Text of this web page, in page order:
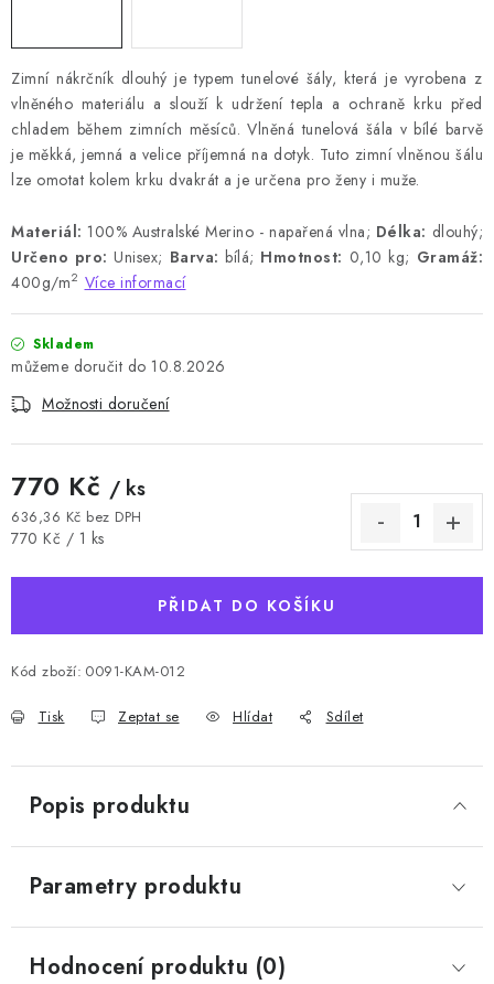
Zimní nákrčník dlouhý je typem tunelové šály, která je vyrobena z
vlněného materiálu a slouží k udržení tepla a ochraně krku před
chladem během zimních měsíců. Vlněná tunelová šála v bílé barvě
je měkká, jemná a velice příjemná na dotyk. Tuto zimní vlněnou šálu
lze omotat kolem krku dvakrát a je určena pro ženy i muže.
Materiál: 100% Australské Merino - napařená vlna; Délka: dlouhý;
Určeno pro:Unisex; Barva: bílá; Hmotnost: 0,10 kg; Gramáž:
400g/m2 Více informací
Skladem
10.8.2026
Možnosti doručení
770 Kč / ks
636,36 Kč bez DPH
Měrná cena:
770 Kč / 1 ks
PŘIDAT DO KOŠÍKU
Kód zboží: 0091-KAM-012
Tisk Zeptat se Hlídat Sdílet
Popis produktu
Parametry produktu
Hodnocení produktu (0)